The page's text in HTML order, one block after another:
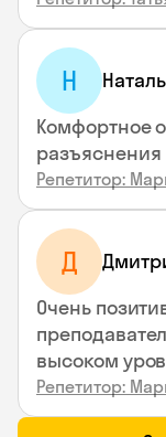
Н
Комфортное
разъяснения
Репетитор:
Д
Очень
высоком
Репетитор: